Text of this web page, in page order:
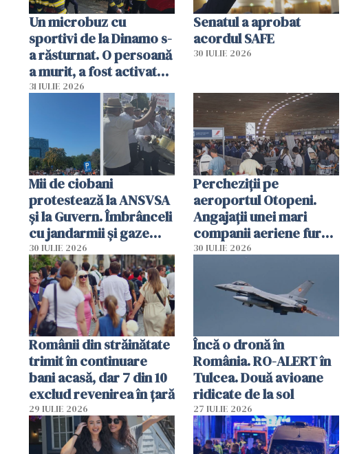
Un microbuz cu
sportivi de la Dinamo s-
a răsturnat. O persoană
a murit, a fost activat
planul roșu de
31 IULIE 2026
Senatul a aprobat
acordul SAFE
30 IULIE 2026
Mii de ciobani
protestează la ANSVSA
și la Guvern. Îmbrânceli
cu jandarmii și gaze
lacrimogene
30 IULIE 2026
Percheziții pe
aeroportul Otopeni.
Angajații unei mari
companii aeriene furau
parfumuri, ceasuri și
vânzării
30 IULIE 2026
Românii din străinătate
trimit în continuare
bani acasă, dar 7 din 10
exclud revenirea în țară
29 IULIE 2026
Încă o dronă în
România. RO-ALERT în
Tulcea. Două avioane
ridicate de la sol
27 IULIE 2026